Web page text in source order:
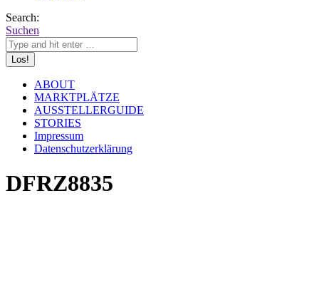
Search:
Suchen
ABOUT
MARKTPLÄTZE
AUSSTELLERGUIDE
STORIES
Impressum
Datenschutzerklärung
DFRZ8835